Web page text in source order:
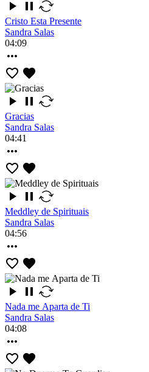
Cristo Esta Presente
Sandra Salas
04:09
Gracias
Sandra Salas
04:41
Meddley de Spirituais
Sandra Salas
04:56
Nada me Aparta de Ti
Sandra Salas
04:08